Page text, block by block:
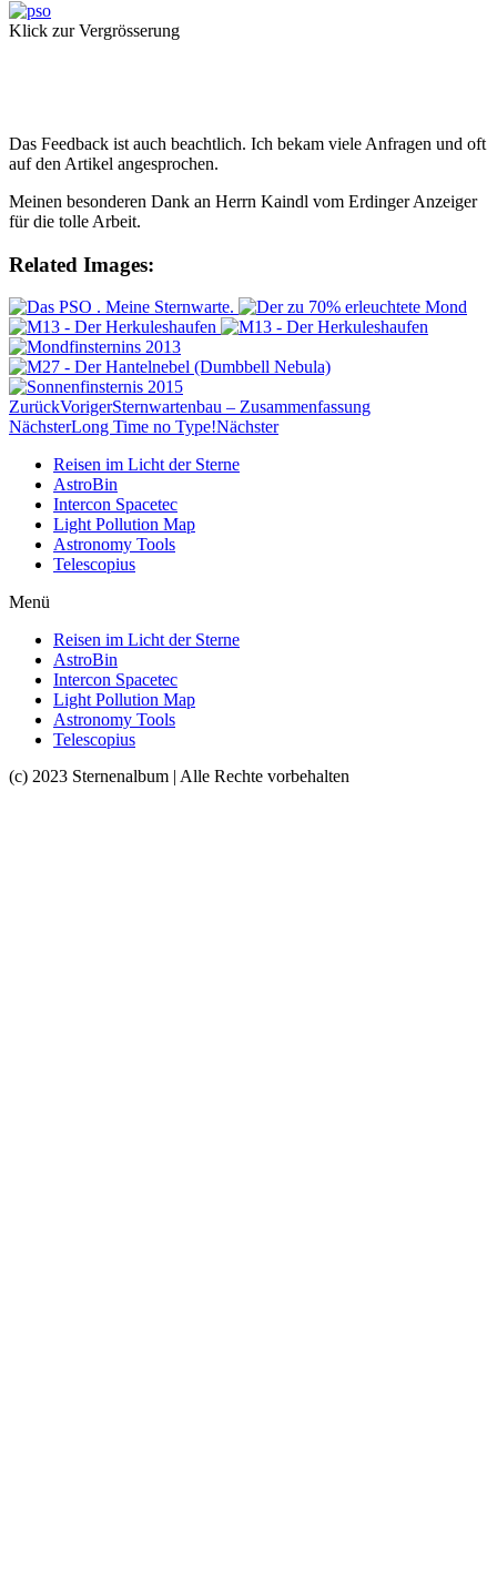
Klick zur Vergrösserung
Das Feedback ist auch beachtlich. Ich bekam viele Anfragen und oft
auf den Artikel angesprochen.
Meinen besonderen Dank an Herrn Kaindl vom Erdinger Anzeiger
für die tolle Arbeit.
Related Images:
ZurückVorigerSternwartenbau – Zusammenfassung
NächsterLong Time no Type!Nächster
Reisen im Licht der Sterne
AstroBin
Intercon Spacetec
Light Pollution Map
Astronomy Tools
Telescopius
Menü
Reisen im Licht der Sterne
AstroBin
Intercon Spacetec
Light Pollution Map
Astronomy Tools
Telescopius
(c) 2023 Sternenalbum | Alle Rechte vorbehalten